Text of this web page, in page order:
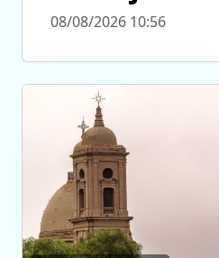
08/08/2026 10:56